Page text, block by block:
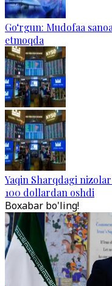
Go‘rgun: Mudofaa
etmoqda
Yaqin Sharqdagi
100 dollardan oshdi
Boxabar bo'ling!